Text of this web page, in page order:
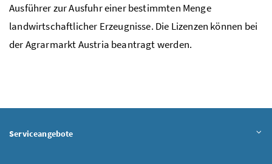
Ausführer zur Ausfuhr einer bestimmten Menge
landwirtschaftlicher Erzeugnisse. Die Lizenzen können bei
der Agrarmarkt Austria beantragt werden.
Serviceangebote